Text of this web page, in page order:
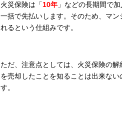
火災保険は「10年 」などの長期間で
一括で先払いします。そのため、マ
れるという仕組みです。
ただ、注意点としては、火災保険の
を売却したことを知ることは出来な
す。